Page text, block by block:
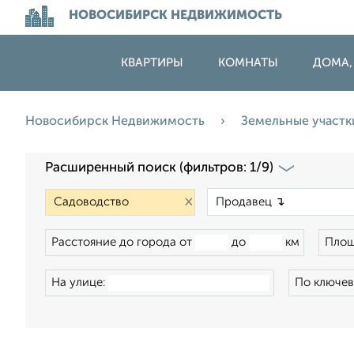
НОВОСИБИРСК НЕДВИЖИМОСТЬ
КВАРТИРЫ КОМНАТЫ ДОМА,
Новосибирск Недвижимость Земельные
Расширенный поиск (фильтров: 1/9)
×
Расстояние до города от до км
На улице: По